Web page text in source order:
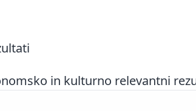
in kulturno relevantni